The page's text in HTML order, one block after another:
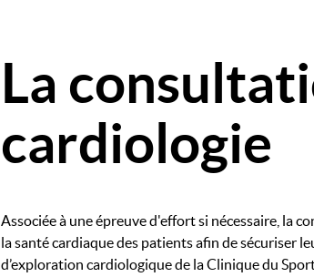
La
cardiologie
Associée à une épreuve d'effort si nécessaire, la
la santé cardiaque des patients afin de sécuriser
d’exploration cardiologique de la Clinique du